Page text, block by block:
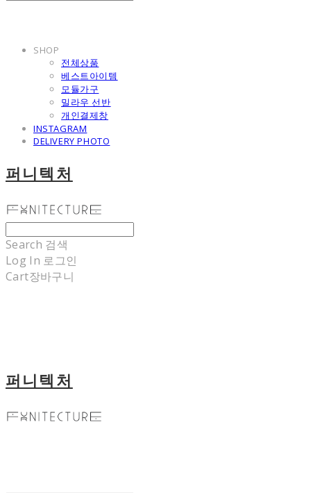
SHOP
전체상품
베스트아이템
모듈가구
밀라우 선반
개인결제창
INSTAGRAM
DELIVERY PHOTO
퍼니텍처
Search 검색
Log In 로그인
Cart장바구니
퍼니텍처